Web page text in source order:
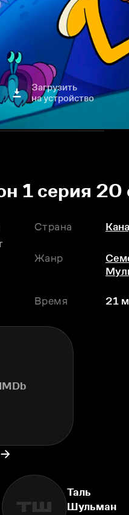
Загрузить
на устройство
1 серия 20
Страна
Жанр
Время 21
IMDb
ТШ
Таль
Шульман